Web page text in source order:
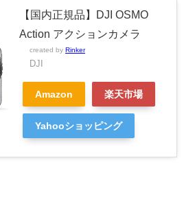
【国内正規品】DJI OSMO
Action アクションカメラ
created by Rinker
DJI
Amazon 楽天市場
Yahooショッピング